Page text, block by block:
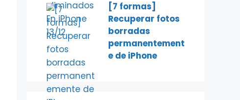
[7 formas]
Recuperar fotos
borradas
permanentement
e de iPhone